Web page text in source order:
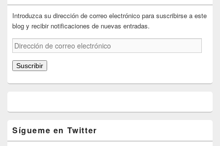
Introduzca su dirección de correo electrónico para suscribirse a este
blog y recibir notificaciones de nuevas entradas.
Dirección
de
correo
electrónico
Suscribir
Sígueme en Twitter